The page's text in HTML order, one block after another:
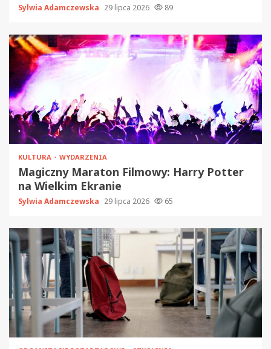
Sylwia Adamczewska 29 lipca 2026 89
KULTURA WYDARZENIA
Magiczny Maraton Filmowy: Harry Potter
na Wielkim Ekranie
Sylwia Adamczewska 29 lipca 2026 65